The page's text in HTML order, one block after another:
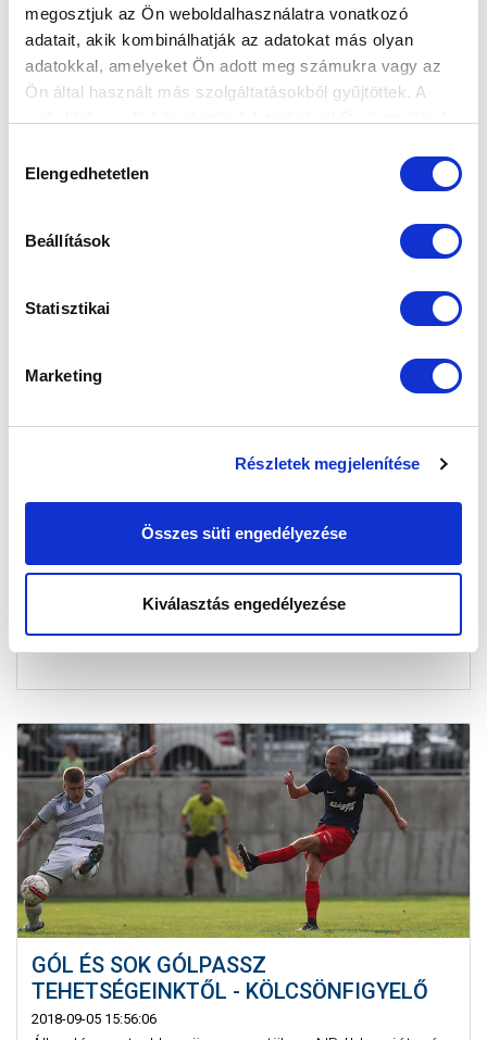
megosztjuk az Ön weboldalhasználatra vonatkozó
adatait, akik kombinálhatják az adatokat más olyan
adatokkal, amelyeket Ön adott meg számukra vagy az
Ön által használt más szolgáltatásokból gyűjtöttek. A
kiválasztása
Elengedhetetlen
Beállítások
Statisztikai
Marketing
Részletek megjelenítése
Összes süti engedélyezése
Kiválasztás engedélyezése
KÖLCSÖNFIGYELŐ
2018-10-04 15:34:50
Állandó rovatunkban ismét összegeztük a kölcsönadott
játékosaink teljesítményét.
GÓLOK, BRAVÚROK, GÓLPASSZOK -
KÖLCSÖNFIGYELŐ
2018-09-18 19:04:15
játékosaink teljesítményét.
GÓL ÉS SOK GÓLPASSZ
TEHETSÉGEINKTŐL - KÖLCSÖNFIGYELŐ
2018-09-05 15:56:06